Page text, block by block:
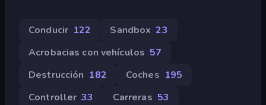
Conducir 122 Sandbox 23
Acrobacias con vehículos 57
Destrucción 182 Coches 195
Controller 33 Carreras 53